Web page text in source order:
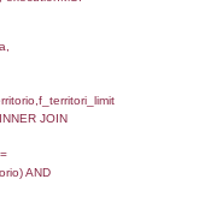
=
ON
ON
WHERE